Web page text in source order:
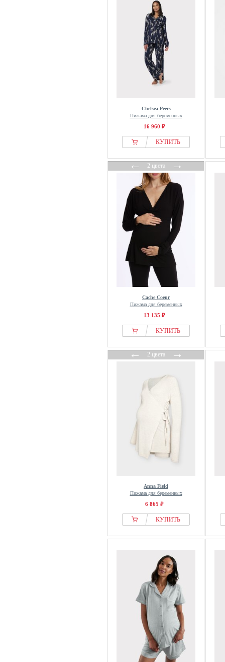
Chelsea Peers
Пижама для беременных
16 960 ₽
КУПИТЬ
←2 цвета→
Cache Coeur
Пижама для беременных
13 135 ₽
КУПИТЬ
←2 цвета→
Anna Field
Пижама для беременных
6 865 ₽
КУПИТЬ